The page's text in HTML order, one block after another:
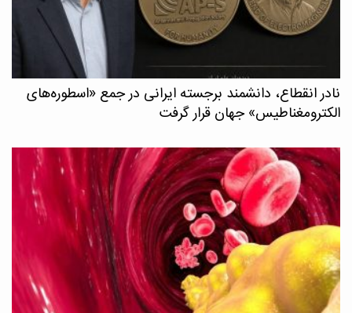
نادر انقطاع، دانشمند برجسته ایرانی در جمع «اسطوره‌های
الکترومغناطیس» جهان قرار گرفت